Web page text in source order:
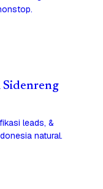
Sidenreng
leads, &
natural.